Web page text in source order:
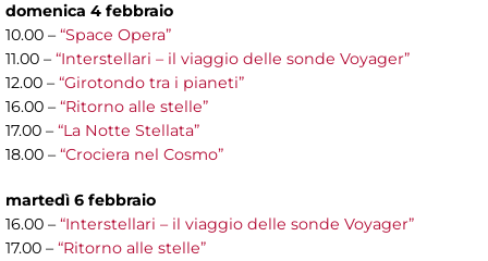
domenica 4 febbraio
10.00 – “Space Opera”
11.00 – “Interstellari – il viaggio delle sonde Voyager”
12.00 – “Girotondo tra i pianeti”
16.00 – “Ritorno alle stelle”
17.00 – “La Notte Stellata”
18.00 – “Crociera nel Cosmo”
martedì 6 febbraio
16.00 – “Interstellari – il viaggio delle sonde Voyager”
17.00 – “Ritorno alle stelle”